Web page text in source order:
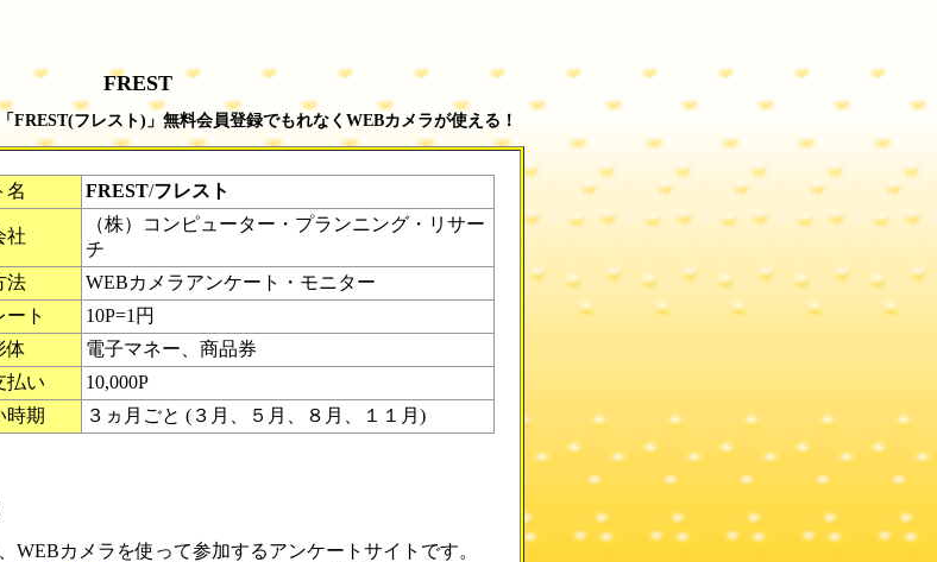
FREST
FREST(フレスト)」無料会員登録でもれなくWEBカメラが使える！
名 FREST/フレスト
社
（株）コンピューター・プランニング・リサー
チ
法
WEBカメラアンケート・モニター
ート
10P=1円
体
電子マネー、商品券
払い
10,000P
時期
３ヵ月ごと (３月、５月、８月、１１月)
WEBカメラを使って参加するアンケートサイトです。